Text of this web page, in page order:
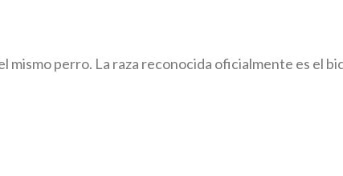
mismo perro. La raza reconocida oficialmente es el